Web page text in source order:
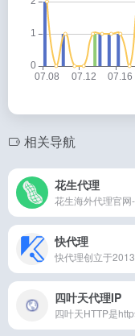
相关导航
花生代理
快代理
四叶天代理IP